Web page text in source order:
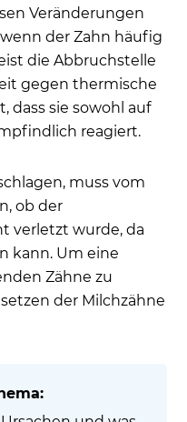
Veränderungen
der Zahn häufig
die Abbruchstelle
gegen thermische
dass sie sowohl auf
reagiert.
muss vom
ob der
verletzt wurde, da
kann. Um eine
Zähne zu
der Milchzähne